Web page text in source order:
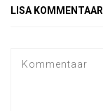
LISA KOMMENTAAR